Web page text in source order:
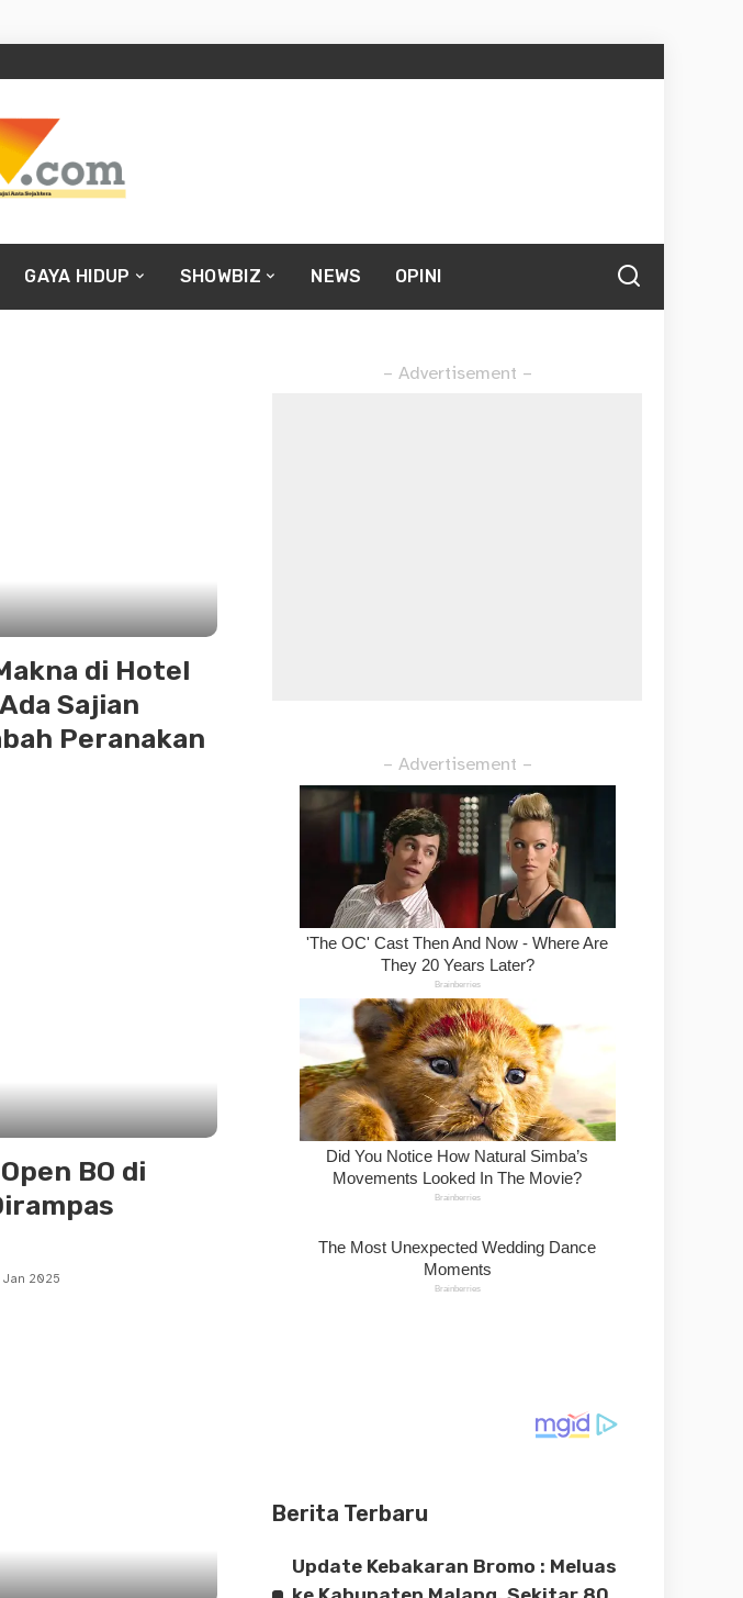
GAYA HIDUP SHOWBIZ NEWS OPINI
di Hotel
Sajian
Peranakan
BO di
Jan 2025
– Advertisement –
– Advertisement –
Berita Terbaru
Update Kebakaran Bromo : Meluas